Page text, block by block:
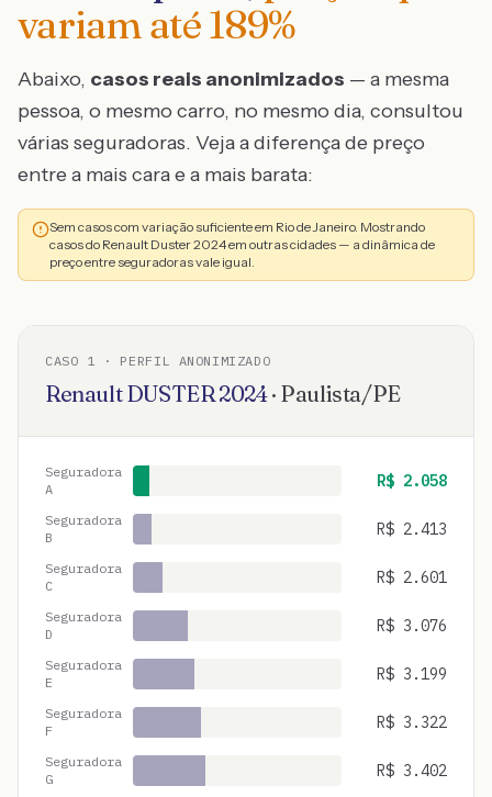
variam até189%
Abaixo, casos reais anonimizados — a mesma
pessoa, o mesmo carro, no mesmo dia, consultou
várias seguradoras. Veja a diferença de preço
entre a mais cara e a mais barata:
Sem casos com variação suficiente em Rio de Janeiro. Mostrando
casos do Renault Duster 2024 em outras cidades — a dinâmica de
preço entre seguradoras vale igual.
CASO 1 · PERFIL ANONIMIZADO
RenaultDUSTER2024· Paulista/PE
Seguradora
A
R$ 2.058
Seguradora
B
R$ 2.413
Seguradora
C
R$ 2.601
Seguradora
D
R$ 3.076
Seguradora
E
R$ 3.199
Seguradora
F
R$ 3.322
Seguradora
G
R$ 3.402